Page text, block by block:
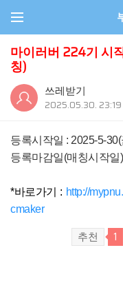
마이러버 224기 시
칭)
쓰레받기
2025.05.30. 23:19
등록시작일 : 2025-5-
등록마감일(매칭시작일
*바로가기 : http://
cmaker
추천 1